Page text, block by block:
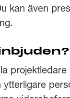
kan även
ytterligare